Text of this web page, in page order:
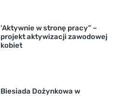
’Aktywnie w stronę pracy” –
projekt aktywizacji zawodowej
kobiet
Biesiada Dożynkowa w